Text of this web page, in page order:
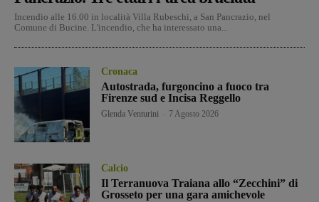
Incendio alle 16.00 in località Villa Rubeschi, a San Pancrazio, nel
Comune di Bucine. L'incendio, che ha interessato una...
Cronaca
Autostrada, furgoncino a fuoco tra
Firenze sud e Incisa Reggello
Glenda Venturini 7 Agosto 2026
Calcio
Il Terranuova Traiana allo “Zecchini” di
Grosseto per una gara amichevole